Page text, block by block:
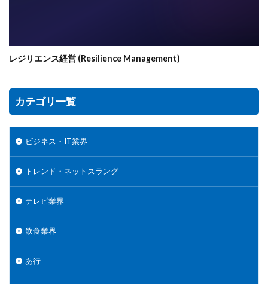
レジリエンス経営 (Resilience Management)
カテゴリ一覧
ビジネス・IT業界
トレンド・ネットスラング
テレビ業界
飲食業界
あ行